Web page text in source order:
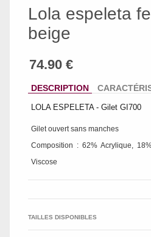
Lola espeleta
beige
DESCRIPTION
LOLA ESPELETA - Gilet GI700
Gilet ouvert sans manches
Composition : 62% Acrylique,
Viscose
TAILLES DISPONIBLES